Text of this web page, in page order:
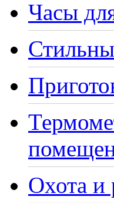
Часы
Охота и